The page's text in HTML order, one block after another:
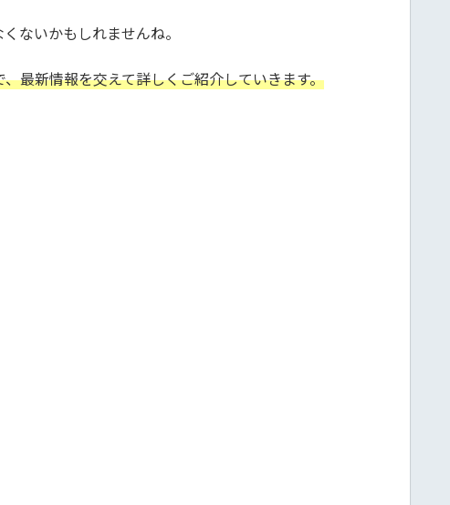
ないかもしれませんね。
最新情報を交えて詳しくご紹介していきます。